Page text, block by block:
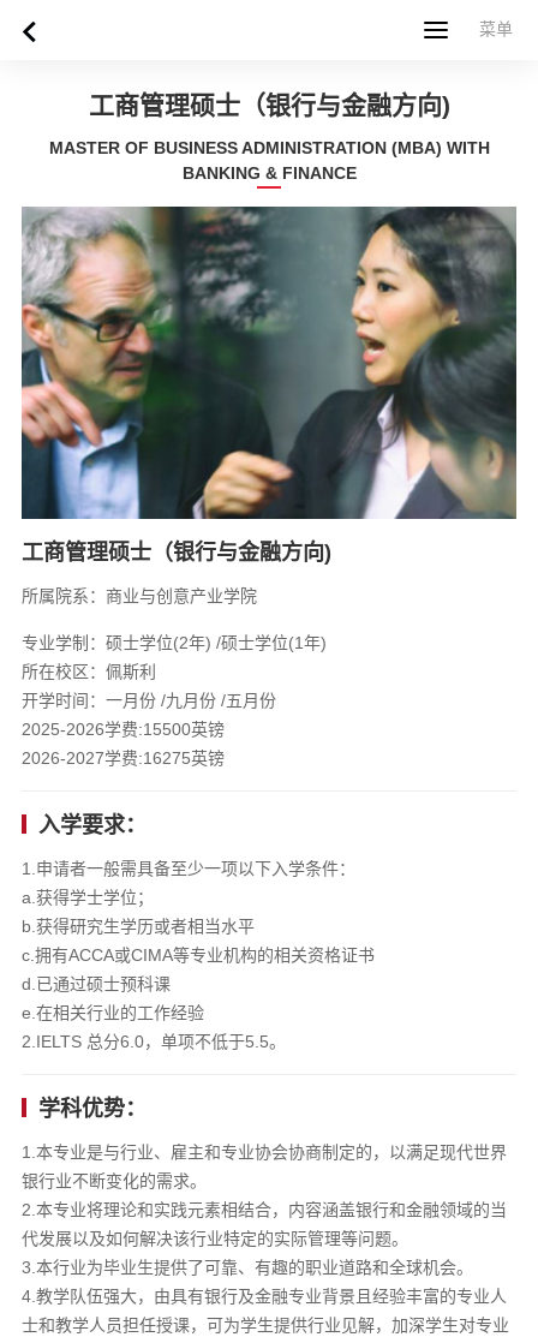
菜单
菜单
简体中文 繁體中文
关于西苏格兰大学
工商管理硕士（银行与金融方向)
MASTER OF BUSINESS ADMINISTRATION (MBA) WITH
BANKING & FINANCE
工商管理硕士（银行与金融方向)
所属院系：商业与创意产业学院
专业学制：硕士学位(2年) /硕士学位(1年)
所在校区：佩斯利
开学时间：一月份 /九月份 /五月份
2025-2026学费:15500英镑
2026-2027学费:16275英镑
入学要求：
1.申请者一般需具备至少一项以下入学条件：
a.获得学士学位；
b.获得研究生学历或者相当水平
c.拥有ACCA或CIMA等专业机构的相关资格证书
d.已通过硕士预科课
e.在相关行业的工作经验
2.IELTS 总分6.0，单项不低于5.5。
学科优势：
1.本专业是与行业、雇主和专业协会协商制定的，以满足现代世界
银行业不断变化的需求。
2.本专业将理论和实践元素相结合，内容涵盖银行和金融领域的当
代发展以及如何解决该行业特定的实际管理等问题。
3.本行业为毕业生提供了可靠、有趣的职业道路和全球机会。
4.教学队伍强大，由具有银行及金融专业背景且经验丰富的专业人
士和教学人员担任授课，可为学生提供行业见解，加深学生对专业